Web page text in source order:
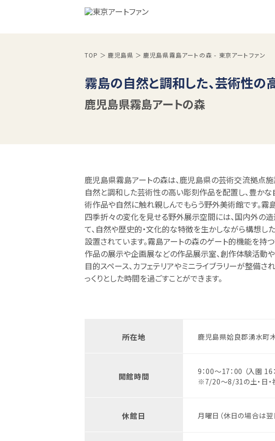
TOP 鹿児島県 鹿児島県霧島アートの森 - 東京アートファン
霧島の自然と調和した、芸術性の
鹿児島県霧島アートの森
鹿児島県霧島アートの森は、鹿児島県の芸術交流拠点施
自然と調和した芸術性の高い彫刻作品を配置し、豊かな
術作品や自然に触れ親しんでもらう野外美術館です。霧
四季折々の変化を見せる野外展示空間には、国内外の
て、自然や歴史的・文化的な特徴を生かしながら構想し
設置されています。霧島アートの森のゲート的機能を持
作品の展示や企画展などの作品展示室、創作体験活動
目的スペース、カフェテリアやミニライブラリーが整備さ
っくりとした時間を過ごすことができます。
所在地 鹿児島県姶良郡湧水町
開館時間
9：00～17：00 （入園 16
※7/20～8/31の土・日・
休館日 月曜日（休日の場合は翌